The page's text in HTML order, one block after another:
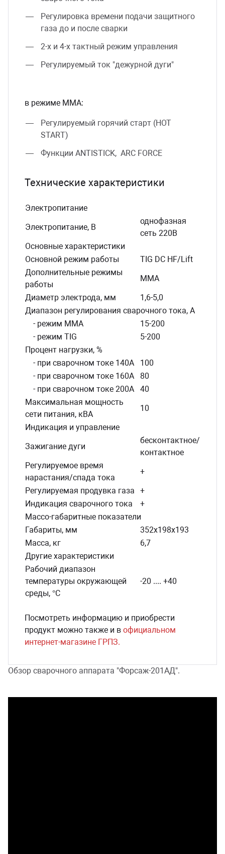
Регулировка времени подачи защитного
газа до и после сварки
2-х и 4-х тактный режим управления
Регулируемый ток "дежурной дуги"
в режиме ММА:
Регулируемый горячий старт (НОТ
START)
Функции ANTISTICK, ARC FORCE
Технические характеристики
Электропитание
Электропитание, В
однофазная
сеть 220В
Основные характеристики
Основной режим работы
TIG DC HF/Lift
Дополнительные режимы
работы
MMA
Диаметр электрода, мм
1,6-5,0
Диапазон регулирования сварочного тока, А
- режим ММА
15-200
- режим TIG
5-200
Процент нагрузки, %
- при сварочном токе 140А
100
- при сварочном токе 160А
80
- при сварочном токе 200А
40
Максимальная мощность
сети питания, кВА
10
Индикация и управление
Зажигание дуги
бесконтактное/
контактное
Регулируемое время
нарастания/спада тока
+
Регулируемая продувка газа
+
Индикация сварочного тока
+
Массо-габаритные показатели
Габариты, мм
352х198х193
Масса, кг
6,7
Другие характеристики
Рабочий диапазон
температуры окружающей
среды, °С
-20 .... +40
Посмотреть информацию и приобрести
продукт можно также и в официальном
интернет-магазине ГРПЗ.
Обзор сварочного аппарата "Форсаж-201АД".